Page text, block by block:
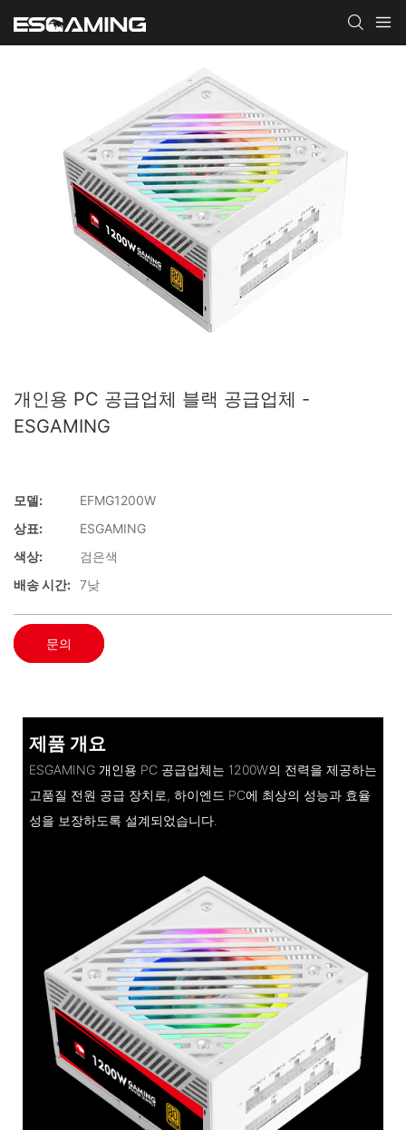
개인용 PC 공급업체 블랙 공급업체 -
ESGAMING
모델:
EFMG1200W
상표:
ESGAMING
색상:
검은색
배송 시간: 7낮
문의
제품 개요
ESGAMING 개인용 PC 공급업체는 1200W의 전력을 제공하는
고품질 전원 공급 장치로, 하이엔드 PC에 최상의 성능과 효율
성을 보장하도록 설계되었습니다.